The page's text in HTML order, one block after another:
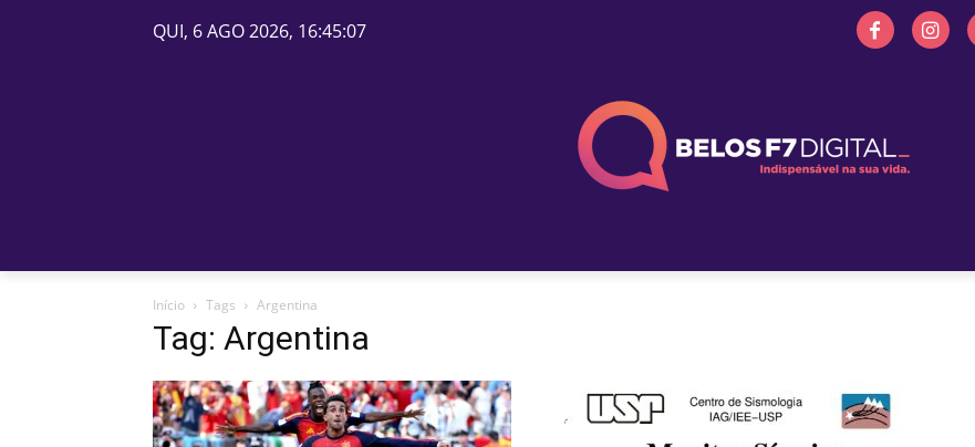
QUI, 6 AGO 2026, 16:45:07
Início Tags Argentina
Tag: Argentina